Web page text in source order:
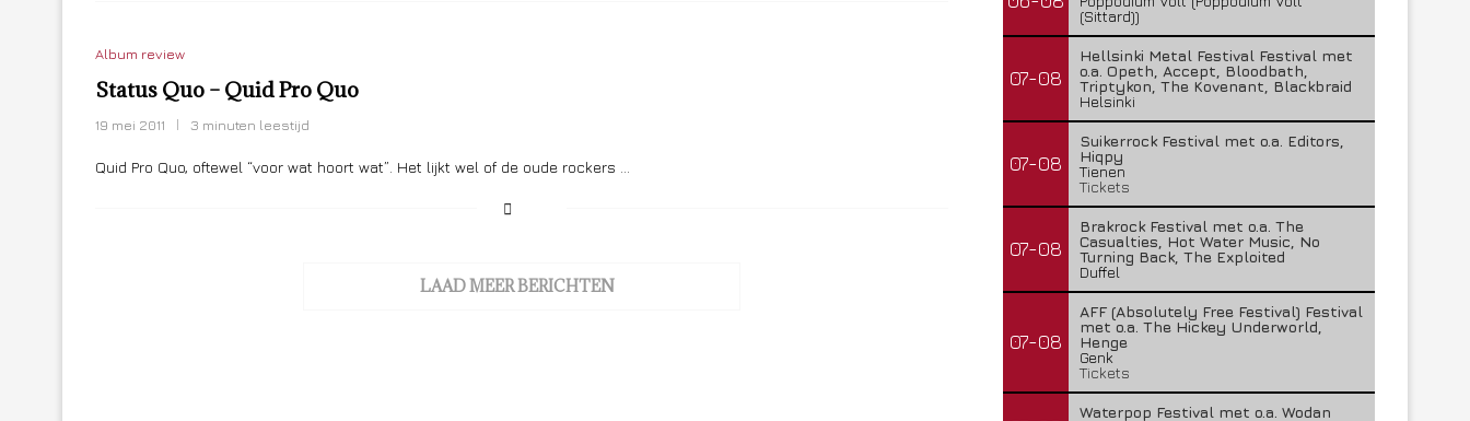
Album review
Status Quo – Quid Pro Quo
19 mei 2011 3 minuten leestijd
Quid Pro Quo, oftewel “voor wat hoort wat”. Het lijkt wel of de oude rockers …
LAAD MEER BERICHTEN
(Sittard))
07-08
Hellsinki Metal Festival Festival met
o.a. Opeth, Accept, Bloodbath,
Triptykon, The Kovenant, Blackbraid
Helsinki
07-08
Suikerrock Festival met o.a. Editors,
Hiqpy
Tienen
Tickets
07-08
Brakrock Festival met o.a. The
Casualties, Hot Water Music, No
Turning Back, The Exploited
Duffel
07-08
AFF (Absolutely Free Festival) Festival
met o.a. The Hickey Underworld,
Henge
Genk
Tickets
Waterpop Festival met o.a. Wodan